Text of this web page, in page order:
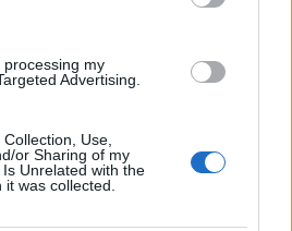
my
Advertising.
Use,
or Sharing of my
Unrelated with the
it was collected.
öltöztetőnő kíséri…